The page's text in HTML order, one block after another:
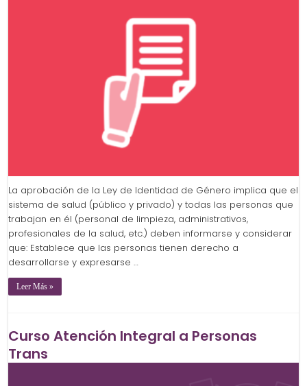
La aprobación de la Ley de Identidad de Género implica que el
sistema de salud (público y privado) y todas las personas que
trabajan en él (personal de limpieza, administrativos,
profesionales de la salud, etc.) deben informarse y considerar
que: Establece que las personas tienen derecho a
desarrollarse y expresarse …
Leer Más »
Curso Atención Integral a Personas
Trans